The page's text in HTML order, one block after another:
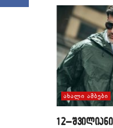
ᲐᲮᲐᲚᲘ ᲐᲛᲑᲔᲑᲘ